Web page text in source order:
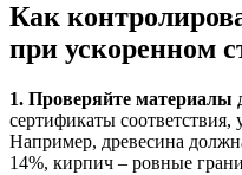
Как
при ускоренном
1. Проверяйте материалы
сертификаты соответствия,
Например, древесина
14%, кирпич – ровные